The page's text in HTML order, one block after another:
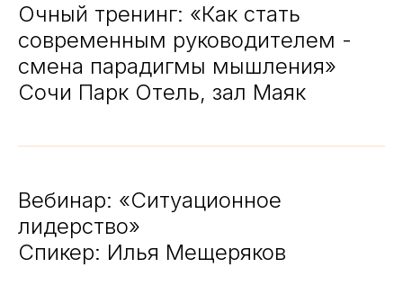
Очный тренинг: «Как стать
современным руководителем -
смена парадигмы мышления»
Сочи Парк Отель, зал Маяк
Вебинар: «Ситуационное
лидерство»
Спикер: Илья Мещеряков